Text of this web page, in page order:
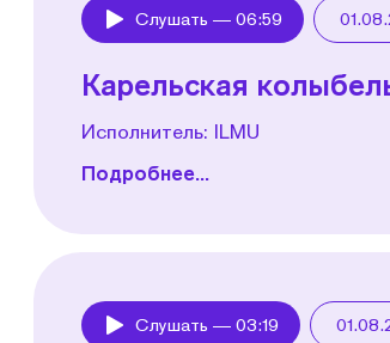
Play
Слушать — 06:59
Карельская
Исполнитель: ILMU
Подробнее...
Play
Слушать — 03:19